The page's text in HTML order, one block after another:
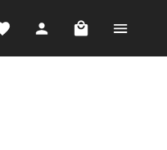
Du hast 0 Produkte auf dem
Warenkorb